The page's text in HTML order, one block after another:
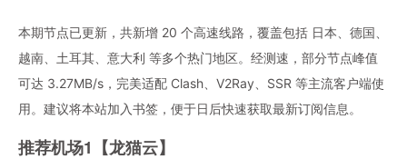
本期节点已更新，共新增 20 个高速线路，覆盖包括 日本、德国、
越南、土耳其、意大利 等多个热门地区。经测速，部分节点峰值
可达 3.27MB/s，完美适配 Clash、V2Ray、SSR 等主流客户端使
用。建议将本站加入书签，便于日后快速获取最新订阅信息。
推荐机场1【龙猫云】